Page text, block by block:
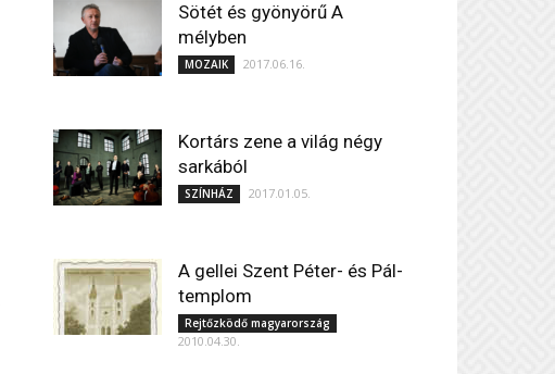
Sötét és gyönyörű A
mélyben
MOZAIK 2017.06.16.
Kortárs zene a világ négy
sarkából
SZÍNHÁZ 2017.01.05.
A gellei Szent Péter- és Pál-
templom
Rejtőzködő magyarország
2010.04.30.